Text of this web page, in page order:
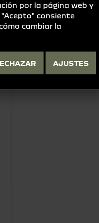
por la página web y
consiente
cambiar la
AJUSTES